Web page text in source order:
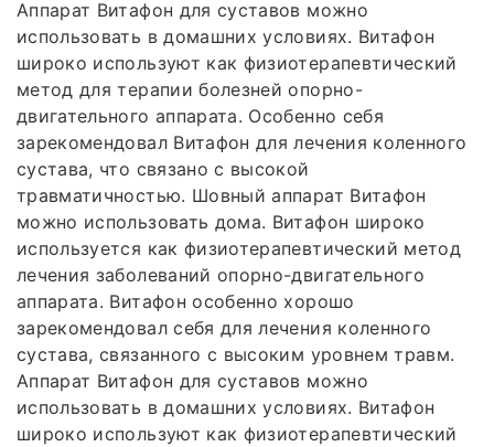
Аппарат Витафон для суставов можно
использовать в домашних условиях. Витафон
широко используют как физиотерапевтический
метод для терапии болезней опорно-
двигательного аппарата. Особенно себя
зарекомендовал Витафон для лечения коленного
сустава, что связано с высокой
травматичностью. Шовный аппарат Витафон
можно использовать дома. Витафон широко
используется как физиотерапевтический метод
лечения заболеваний опорно-двигательного
аппарата. Витафон особенно хорошо
зарекомендовал себя для лечения коленного
сустава, связанного с высоким уровнем травм.
Аппарат Витафон для суставов можно
использовать в домашних условиях. Витафон
широко используют как физиотерапевтический